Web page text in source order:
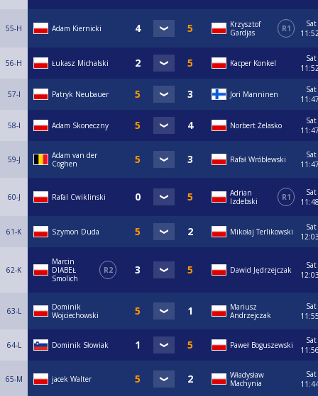
55-H Adam Kiernicki
Krzysztof
Gardjas
R1
Sat
56-H Łukasz Michalski Kacper Konkel
Sat
57-I Patryk Neubauer Jori Manninen
Sat
58-I Adam Skoneczny Norbert Żelasko
Sat
59-J
Adam van der
Coghen
Rafał Wróblewski
Sat
60-J Rafal Cwiklinski
Adrian
Izdebski
R1
Sat
61-K Szymon Duda Mikołaj Terlikowski
Sat
62-K
Marcin
DIABEŁ
Smolich
R2 Dawid Jędrzejczak
Sat
63-L
Dominik
Wojciechowski
Mariusz
Andrzejczak
Sat
64-L Dominik Słowiak Paweł Boguszewski
Sat
65-M jacek Walter
Władysław
Machynia
Sat